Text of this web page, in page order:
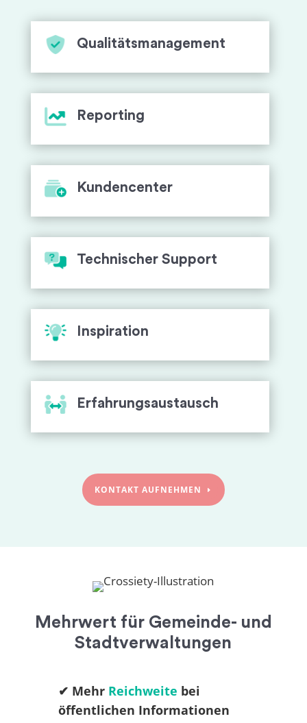
Qualitätsmanagement
Reporting
Kundencenter
Technischer Support
Inspiration
Erfahrungsaustausch
KONTAKT AUFNEHMEN
Mehrwert für Gemeinde- und
Stadtverwaltungen
✔︎ Mehr Reichweite bei
öffentlichen Informationen